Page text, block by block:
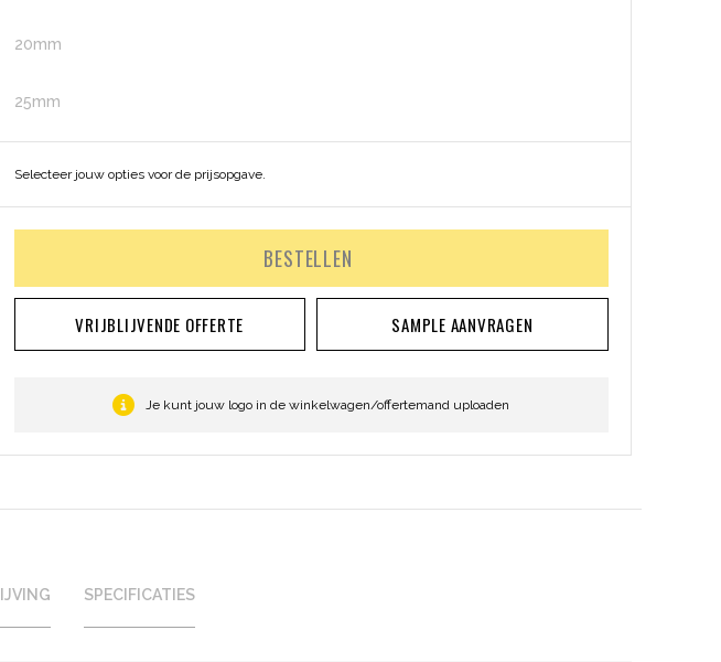
20mm
25mm
Selecteer jouw opties voor de prijsopgave.
BESTELLEN
VRIJBLIJVENDE OFFERTE SAMPLE AANVRAGEN
Je kunt jouw logo in de winkelwagen/offertemand uploaden
SPECIFICATIES